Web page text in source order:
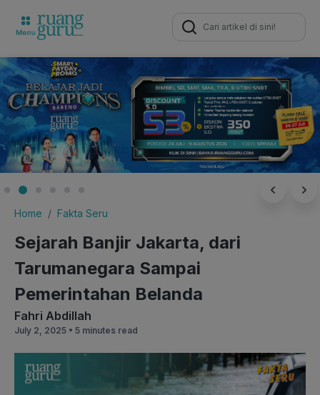
Search
for:
Home Fakta Seru
Sejarah Banjir Jakarta, dari
Tarumanegara Sampai
Pemerintahan Belanda
Fahri Abdillah
July 2, 2025 • 5 minutes read